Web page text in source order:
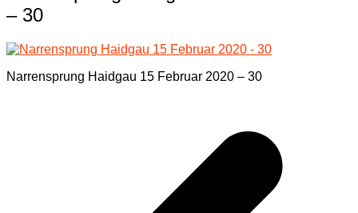
– 30
Narrensprung Haidgau 15 Februar 2020 – 30